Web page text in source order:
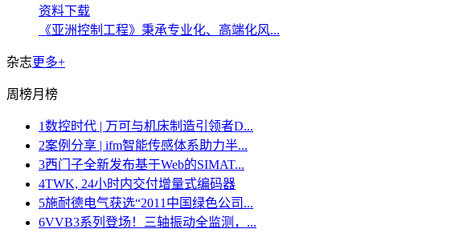
资料下载
《亚洲控制工程》秉承专业化、高端化风...
杂志更多+
周榜月榜
1数控时代 | 万可与机床制造引领者D...
2案例分享 | ifm智能传感体系助力半...
3西门子全新发布基于Web的SIMAT...
4TWK, 24小时内交付增量式编码器
5施耐德电气获选“2011中国绿色公司...
6VVB3系列登场！三轴振动全监测，...